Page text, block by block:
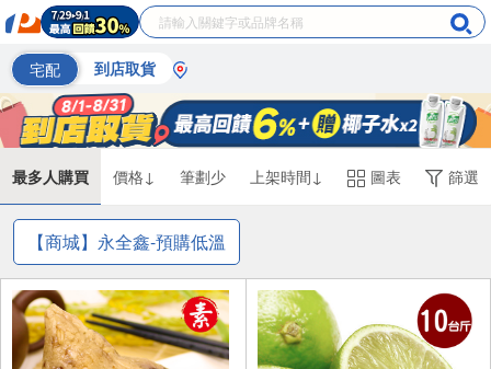
宅配 到店取貨
最多人購買 價格↓ 筆劃少 上架時間↓ 圖表 篩選
【商城】永全鑫-預購低溫